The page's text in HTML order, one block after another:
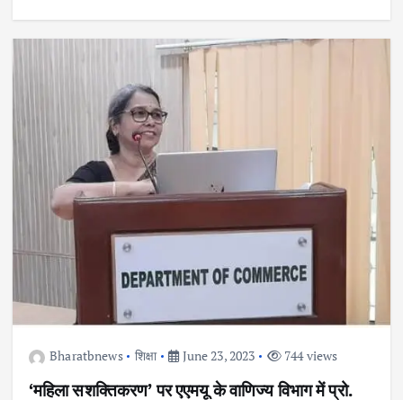
Bharatbnews शिक्षा June 23, 2023 744 views
‘महिला सशक्तिकरण’ पर एएमयू के वाणिज्य विभाग में प्रो.